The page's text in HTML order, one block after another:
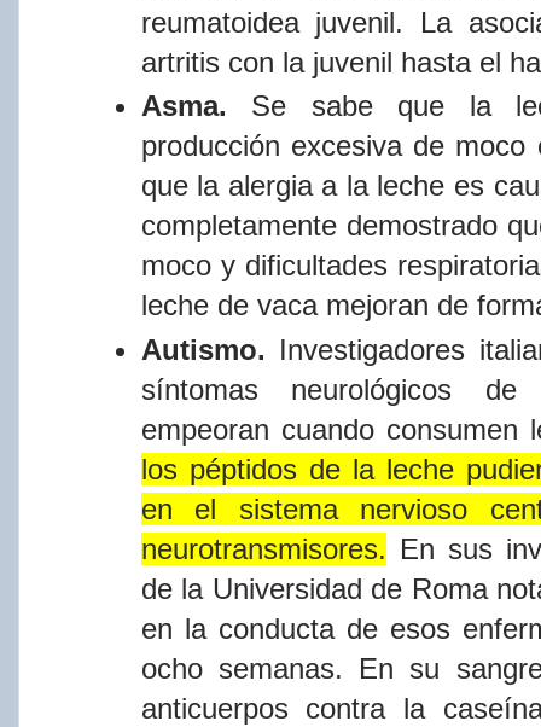
reumatoidea juvenil. La
artritis con la juvenil hasta el
Asma.
Se sabe que la
producción excesiva de moco
que la alergia a la leche es
completamente demostrado
moco y dificultades
leche de vaca mejoran de
Autismo. Investigadores
sí​ntomas neurológicos
empeoran cuando consumen
los péptidos de la leche
en el sistema nervioso
neurotransmisores. En sus
de la Universidad de Roma
en la conducta de esos
ocho semanas. En su
anticuerpos contra la